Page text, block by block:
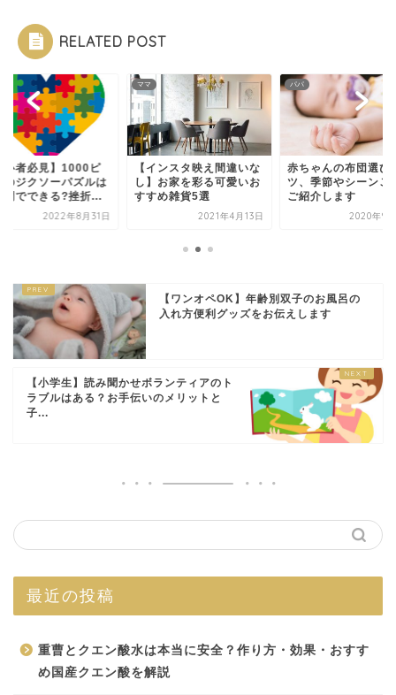
RELATED POST
心者必見】1000ピ
のジクソーパズルは
間でできる?挫折...
2022年8月31日
ママ
【インスタ映え間違いな
し】お家を彩る可愛いお
すすめ雑貨5選
2021年4月13日
パパ
赤ちゃんの布団選び
ツ、季節やシーンご
ご紹介します
2020年9
【ワンオペOK】年齢別双子のお風呂の
入れ方便利グッズをお伝えします
【小学生】読み聞かせボランティアのト
ラブルはある？お手伝いのメリットと
子...
最近の投稿
重曹とクエン酸水は本当に安全？作り方・効果・おすす
め国産クエン酸を解説